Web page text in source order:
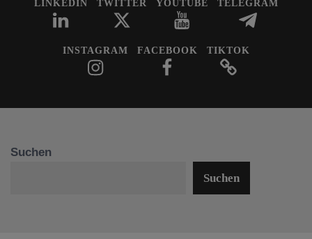
LINKEDIN TWITTER YOUTUBE TELEGRAM
INSTAGRAM FACEBOOK TIKTOK
Suchen
Suchen